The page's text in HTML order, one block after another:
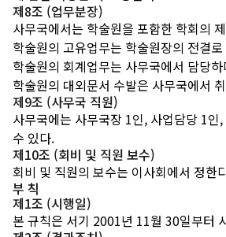
제8조 (업무분장)
사무국에서는 학술원을 포함한 학회의
학술원의 고유업무는 학술원장의 전결
학술원의 회계업무는 사무국에서 담당
학술원의 대외문서 수발은 사무국에서
제9조 (사무국 직원)
사무국에는 사무국장 1인, 사업담당 1인
수 있다.
제10조 (회비 및 직원 보수)
회비 및 직원의 보수는 이사회에서 정한
부 칙
제1조 (시행일)
본 규칙은 서기 2001년 11월 30일부터